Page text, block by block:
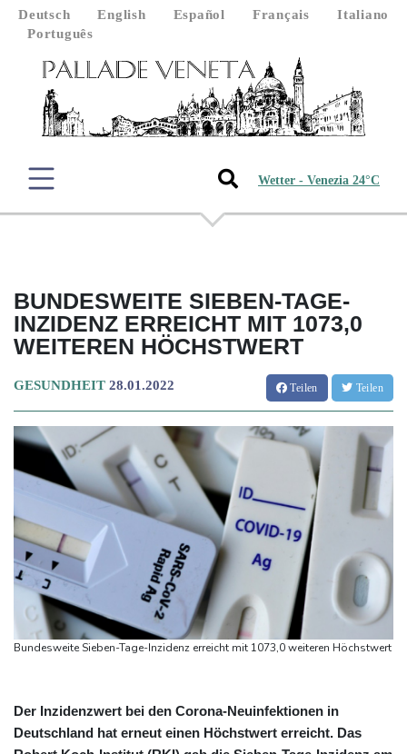
Deutsch English Español Français
Italiano
Português
Wetter - Venezia 24°C
BUNDESWEITE SIEBEN-TAGE-
INZIDENZ ERREICHT MIT 1073,0
WEITEREN HÖCHSTWERT
GESUNDHEIT 28.01.2022 Teilen Teilen
Bundesweite Sieben-Tage-Inzidenz erreicht mit 1073,0 weiteren Höchstwert
Der Inzidenzwert bei den Corona-Neuinfektionen in
Deutschland hat erneut einen Höchstwert erreicht. Das